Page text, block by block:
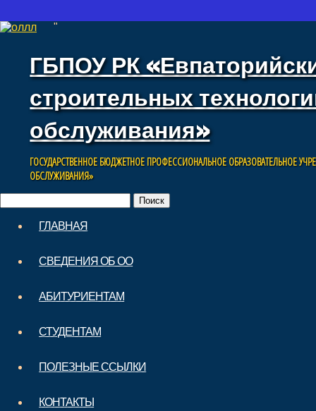
"
ГБПОУ РК
строительных
обслуживания»
ГОСУДАРСТВЕННОЕ БЮДЖЕТНОЕ ПРОФЕССИОНАЛЬНОЕ ОБРАЗОВАТЕЛЬНОЕ
ОБСЛУЖИВАНИЯ»
Main menuГЛАВНАЯ
СВЕДЕНИЯ ОБ ОО
АБИТУРИЕНТАМ
СТУДЕНТАМ
ПОЛЕЗНЫЕ ССЫЛКИ
КОНТАКТЫ